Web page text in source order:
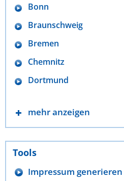
Bonn
Braunschweig
Bremen
Chemnitz
Dortmund
mehr anzeigen
Tools
Impressum generieren